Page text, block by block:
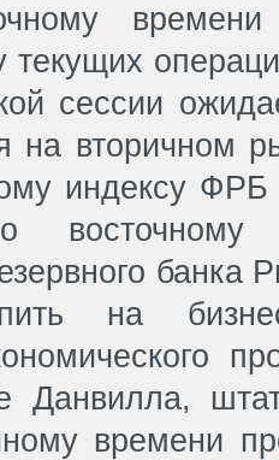
времени
текущих
сессии
на вторичном
индексу
банка
на
Данвилла,
времени